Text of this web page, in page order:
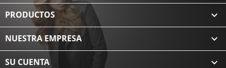
PRODUCTOS 
NUESTRA EMPRESA 
SU CUENTA 